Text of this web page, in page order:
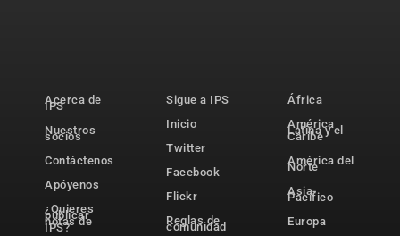
Acerca de
IPS
Nuestros
socios
Contáctenos
Apóyenos
¿Quieres
publicar
notas de
IPS?
Sigue a IPS
Inicio
Twitter
Facebook
Flickr
Reglas de
comunidad
África
América
Latina y el
Caribe
América del
Norte
Asia-
Pacífico
Europa